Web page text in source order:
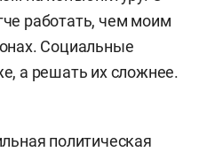
работать, чем моим
Социальные
а решать их сложнее.
политическая